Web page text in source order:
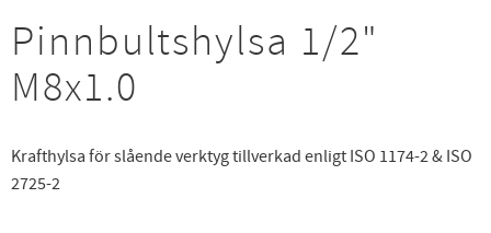
Pinnbultshylsa 1/2"
M8x1.0
Krafthylsa för slående verktyg tillverkad enligt ISO 1174-2 & ISO
2725-2